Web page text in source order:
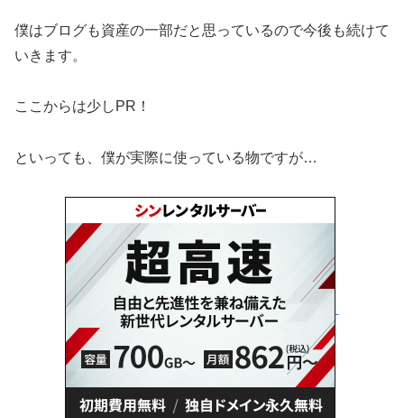
僕はブログも資産の一部だと思っているので今後も続けて
いきます。
ここからは少しPR！
といっても、僕が実際に使っている物ですが…